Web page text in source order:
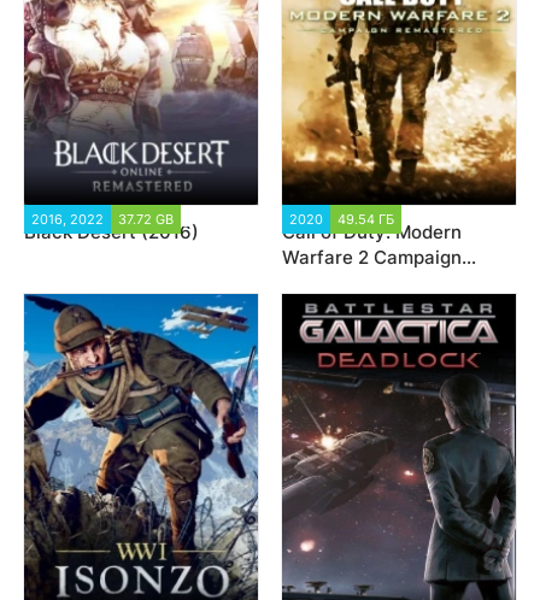
2016, 2022 37.72 GB
Black Desert (2016)
2020 49.54 ГБ
Call of Duty: Modern
Warfare 2 Campaign